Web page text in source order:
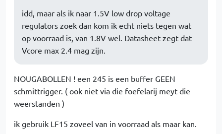
idd, maar als ik naar 1.5V low drop voltage
regulators zoek dan kom ik echt niets tegen wat
op voorraad is, van 1.8V wel. Datasheet zegt dat
Vcore max 2.4 mag zijn.
NOUGABOLLEN ! een 245 is een buffer GEEN
schmittrigger. ( ook niet via die foefelarij meyt die
weerstanden )
ik gebruik LF15 zoveel van in voorraad als maar kan.